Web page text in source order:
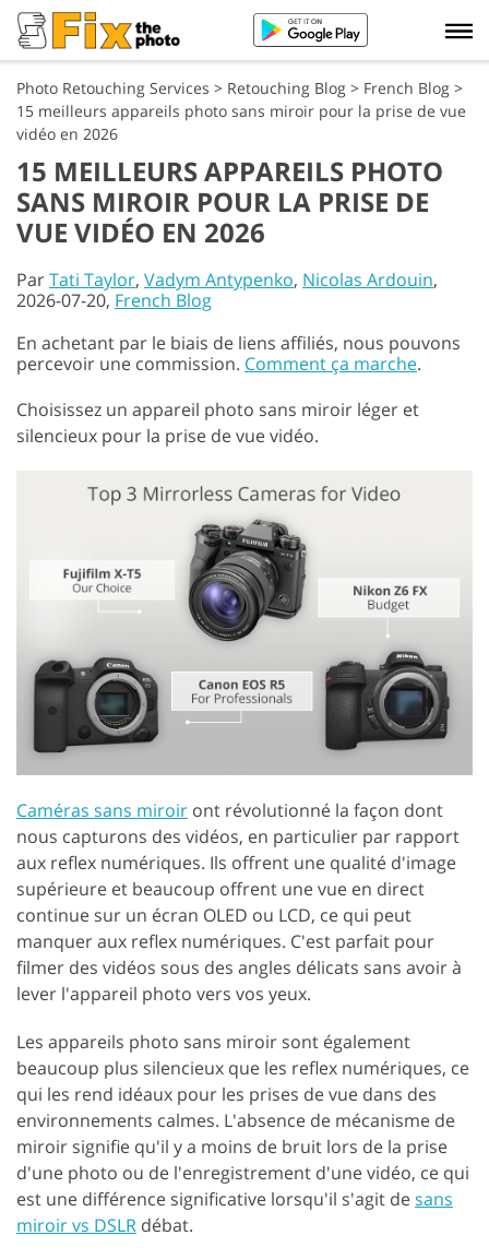
Photo Retouching Services > Retouching Blog > French Blog >
15 meilleurs appareils photo sans miroir pour la prise de vue
vidéo en 2026
15 MEILLEURS APPAREILS PHOTO
SANS MIROIR POUR LA PRISE DE
VUE VIDÉO EN 2026
ParTati Taylor, Vadym Antypenko, Nicolas Ardouin,
2026-07-20, French Blog
En achetant par le biais de liens affiliés, nous pouvons
percevoir une commission. Comment ça marche.
Choisissez un appareil photo sans miroir léger et
silencieux pour la prise de vue vidéo.
Caméras sans miroir ont révolutionné la façon dont
nous capturons des vidéos, en particulier par rapport
aux reflex numériques. Ils offrent une qualité d'image
supérieure et beaucoup offrent une vue en direct
continue sur un écran OLED ou LCD, ce qui peut
manquer aux reflex numériques. C'est parfait pour
filmer des vidéos sous des angles délicats sans avoir à
lever l'appareil photo vers vos yeux.
Les appareils photo sans miroir sont également
beaucoup plus silencieux que les reflex numériques, ce
qui les rend idéaux pour les prises de vue dans des
environnements calmes. L'absence de mécanisme de
miroir signifie qu'il y a moins de bruit lors de la prise
d'une photo ou de l'enregistrement d'une vidéo, ce qui
est une différence significative lorsqu'il s'agit desans
miroir vs DSLR débat.